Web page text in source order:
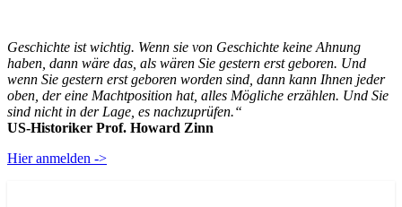
Geschichte ist wichtig. Wenn sie von Geschichte keine Ahnung
haben, dann wäre das, als wären Sie gestern erst geboren. Und
wenn Sie gestern erst geboren worden sind, dann kann Ihnen jeder
oben, der eine Machtposition hat, alles Mögliche erzählen. Und Sie
sind nicht in der Lage, es nachzuprüfen.“
US-Historiker Prof. Howard Zinn
Hier anmelden ->